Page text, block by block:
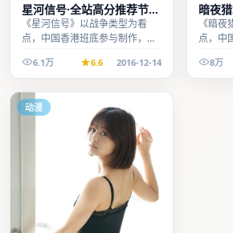
星河信号·全站高分推荐节奏
紧凑值得追看
《星河信号》以战争类型为看
点，中国香港班底参与制作，叙
段观看。
6.1万 6.6 2016-12-14
暗夜
扎实
《暗
点，中
段观看。
8万
动漫